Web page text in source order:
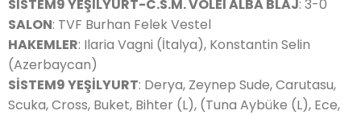
SİSTEM9 YEŞİLYURT-C.S.M. VOLEI ALBA BLAJ: 3-0
SALON: TVF Burhan Felek Vestel
HAKEMLER: Ilaria Vagni (İtalya), Konstantin Selin
(Azerbaycan)
SİSTEM9 YEŞİLYURT: Derya, Zeynep Sude, Carutasu,
Scuka, Cross, Buket, Bihter (L), (Tuna Aybüke (L), Ece,